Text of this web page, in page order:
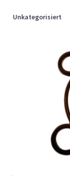
Unkategorisiert